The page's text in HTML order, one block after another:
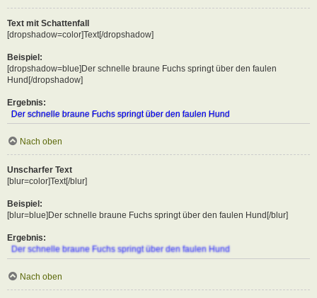
Text mit Schattenfall
[dropshadow=color]Text[/dropshadow]
Beispiel:
[dropshadow=blue]Der schnelle braune Fuchs springt über den faulen
Hund[/dropshadow]
Ergebnis:
Der schnelle braune Fuchs springt über den faulen Hund
Nach oben
Unscharfer Text
[blur=color]Text[/blur]
Beispiel:
[blur=blue]Der schnelle braune Fuchs springt über den faulen Hund[/blur]
Ergebnis:
Der schnelle braune Fuchs springt über den faulen Hund
Nach oben